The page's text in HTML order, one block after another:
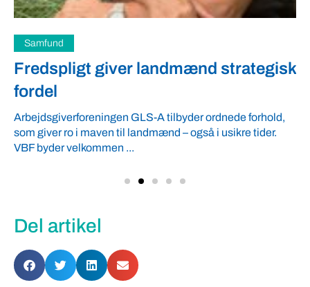
Samfund
Fredspligt giver landmænd strategisk
fordel
Arbejdsgiverforeningen GLS-A tilbyder ordnede forhold,
som giver ro i maven til landmænd – også i usikre tider.
VBF byder velkommen ...
Del artikel